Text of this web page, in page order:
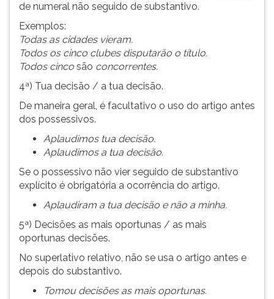
de numeral não seguido de substantivo.
Exemplos:
Todas as cidades vieram.
Todos os cinco clubes disputarão o título.
Todos cinco são concorrentes.
4ª) Tua decisão / a tua decisão.
De maneira geral, é facultativo o uso do artigo antes
dos possessivos.
Aplaudimos tua decisão.
Aplaudimos a tua decisão.
Se o possessivo não vier seguido de substantivo
explícito é obrigatória a ocorrência do artigo.
Aplaudiram a tua decisão e não a minha.
5ª) Decisões as mais oportunas / as mais
oportunas decisões.
No superlativo relativo, não se usa o artigo antes e
depois do substantivo.
Tomou decisões as mais oportunas.